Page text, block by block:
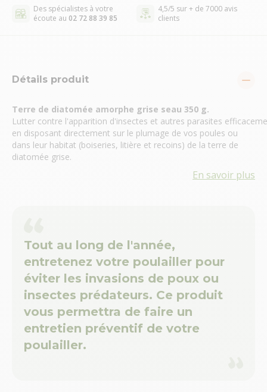
Des spécialistes à votre
écoute au 02 72 88 39 85
4,5/5 sur + de 7000 avis
clients
Détails produit
Terre de diatomée amorphe grise seau 350 g.
Lutter contre l'apparition d'insectes et autres parasites
en disposant directement sur le plumage de vos poules ou
dans leur habitat (boiseries, litière et recoins) de la terre de
diatomée grise.
En savoir plus
Tout au long de l'année,
entretenez votre poulailler pour
éviter les invasions de poux ou
insectes prédateurs. Ce produit
vous permettra de faire un
entretien préventif de votre
poulailler.